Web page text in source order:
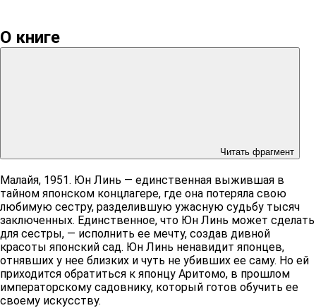
О книге
Читать фрагмент
Малайя, 1951. Юн Линь — единственная выжившая в
тайном японском концлагере, где она потеряла свою
любимую сестру, разделившую ужасную судьбу тысяч
заключенных. Единственное, что Юн Линь может сделать
для сестры, — исполнить ее мечту, создав дивной
красоты японский сад. Юн Линь ненавидит японцев,
отнявших у нее близких и чуть не убивших ее саму. Но ей
приходится обратиться к японцу Аритомо, в прошлом
императорскому садовнику, который готов обучить ее
своему искусству.